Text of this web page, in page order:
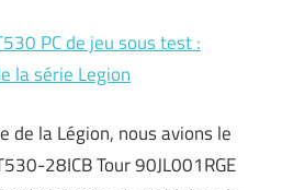
PC de jeu sous test :
la série Legion
de la Légion, nous avions le
28ICB Tour 90JL001RGE